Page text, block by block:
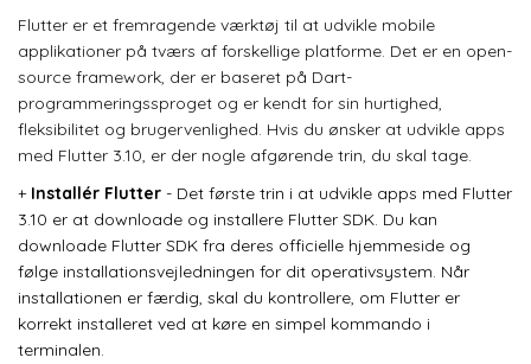
Flutter er et fremragende værktøj til at udvikle mobile
applikationer på tværs af forskellige platforme. Det er en open-
source framework, der er baseret på Dart-
programmeringssproget og er kendt for sin hurtighed,
fleksibilitet og brugervenlighed. Hvis du ønsker at udvikle apps
med Flutter 3.10, er der nogle afgørende trin, du skal tage.
+ Installér Flutter - Det første trin i at udvikle apps med Flutter
3.10 er at downloade og installere Flutter SDK. Du kan
downloade Flutter SDK fra deres officielle hjemmeside og
følge installationsvejledningen for dit operativsystem. Når
installationen er færdig, skal du kontrollere, om Flutter er
korrekt installeret ved at køre en simpel kommando i
terminalen.